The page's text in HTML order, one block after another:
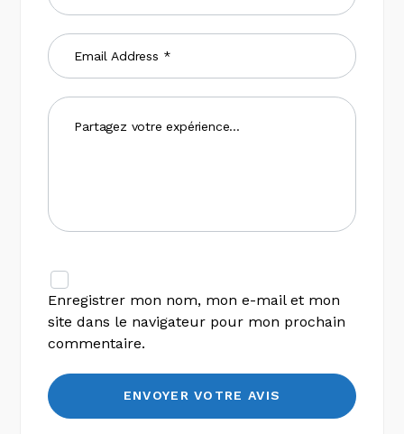
Enregistrer mon nom, mon e-mail et mon
site dans le navigateur pour mon prochain
commentaire.